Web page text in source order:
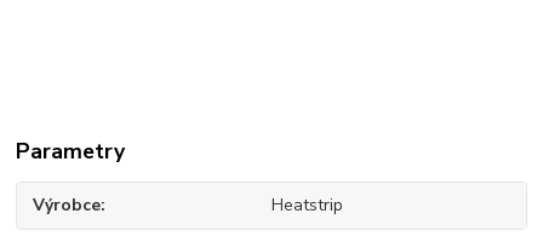
Parametry
Výrobce Heatstrip